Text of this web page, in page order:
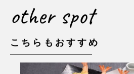
other spot
こちらもおすすめ